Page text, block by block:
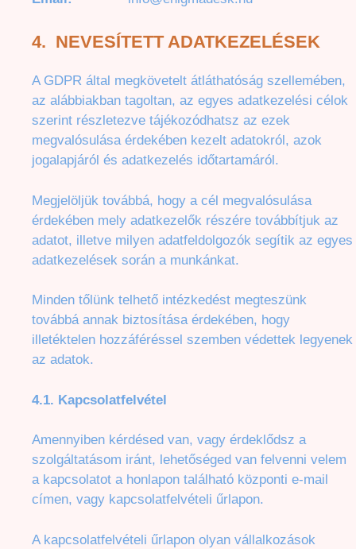
4. NEVESÍTETT ADATKEZELÉSEK
A GDPR által megkövetelt átláthatóság szellemében,
az alábbiakban tagoltan, az egyes adatkezelési célok
szerint részletezve tájékozódhatsz az ezek
megvalósulása érdekében kezelt adatokról, azok
jogalapjáról és adatkezelés időtartamáról.
Megjelöljük továbbá, hogy a cél megvalósulása
érdekében mely adatkezelők részére továbbítjuk az
adatot, illetve milyen adatfeldolgozók segítik az egyes
adatkezelések során a munkánkat.
Minden tőlünk telhető intézkedést megteszünk
továbbá annak biztosítása érdekében, hogy
illetéktelen hozzáféréssel szemben védettek legyenek
az adatok.
4.1. Kapcsolatfelvétel
Amennyiben kérdésed van, vagy érdeklődsz a
szolgáltatásom iránt, lehetőséged van felvenni velem
a kapcsolatot a honlapon található központi e-mail
címen, vagy kapcsolatfelvételi űrlapon.
A kapcsolatfelvételi űrlapon olyan vállalkozások